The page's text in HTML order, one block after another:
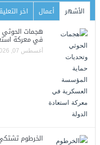
الأشهر أعمال اخر
هجمات
في معركة
أغسطس 07, 2026
الخرطوم